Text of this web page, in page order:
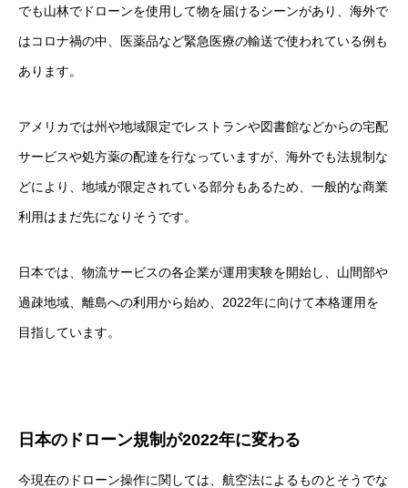
でも山林でドローンを使用して物を届けるシーンがあり、海外で
はコロナ禍の中、医薬品など緊急医療の輸送で使われている例も
あります。
アメリカでは州や地域限定でレストランや図書館などからの宅配
サービスや処方薬の配達を行なっていますが、海外でも法規制な
どにより、地域が限定されている部分もあるため、一般的な商業
利用はまだ先になりそうです。
日本では、物流サービスの各企業が運用実験を開始し、山間部や
過疎地域、離島への利用から始め、 2022年に向けて本格運用を
目指しています。
日本のドローン規制が2022年に変わる
今現在のドローン操作に関しては、航空法によるものとそうでな